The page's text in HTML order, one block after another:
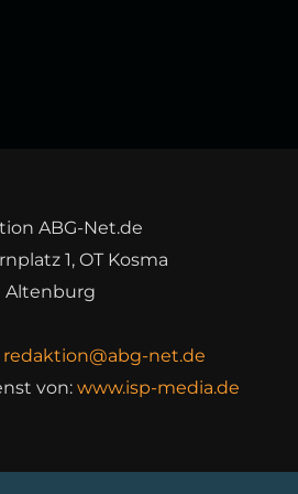
ABG-Net.de
1, OT Kosma
Altenburg
redaktion@abg-net.de
von: www.isp-media.de